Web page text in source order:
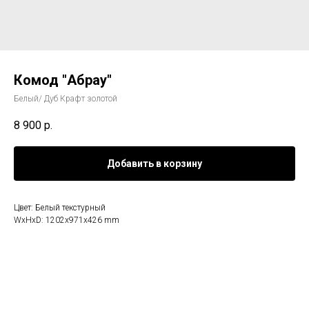
Комод "Абрау"
Белый/ Дуб Крафт золотой
8 900 р.
Добавить в корзину
Цвет: Белый текстурный
WxHxD: 1202x971x426 mm